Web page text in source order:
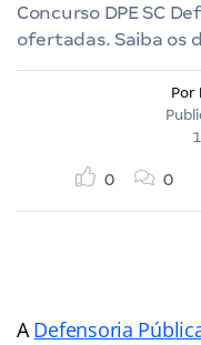
Concurso DPE SC
ofertadas. Saiba os
Por
0 0
ADefensoria